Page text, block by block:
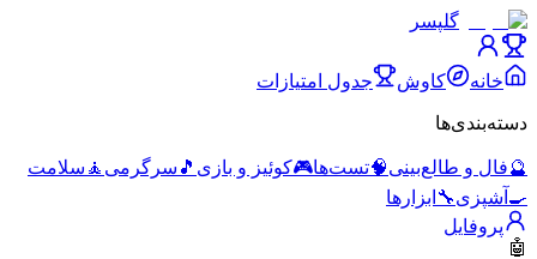
گلپسر
خانه کاوش جدول امتیازات
دسته‌بندی‌ها
🔮فال و طالع‌بینی🧠تست‌ها🎮کوئیز و بازی 🎵 سرگرمی 🧘 سلامت
🍳 آشپزی🔧 ابزارها
پروفایل
🤖